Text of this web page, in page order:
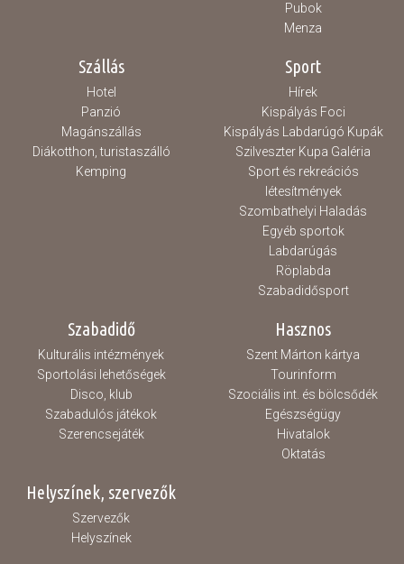
Pubok
Menza
Szállás
Hotel
Panzió
Magánszállás
Diákotthon, turistaszálló
Kemping
Sport
Hírek
Kispályás Foci
Kispályás Labdarúgó Kupák
Szilveszter Kupa Galéria
Sport és rekreációs
létesítmények
Szombathelyi Haladás
Egyéb sportok
Labdarúgás
Röplabda
Szabadidősport
Szabadidő
Kulturális intézmények
Sportolási lehetőségek
Disco, klub
Szabadulós játékok
Szerencsejáték
Hasznos
Szent Márton kártya
Tourinform
Szociális int. és bölcsődék
Egészségügy
Hivatalok
Oktatás
Helyszínek, szervezők
Szervezők
Helyszínek